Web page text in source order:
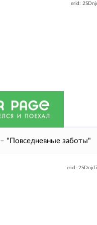
erid:
– "Повседневные заботы"
erid: